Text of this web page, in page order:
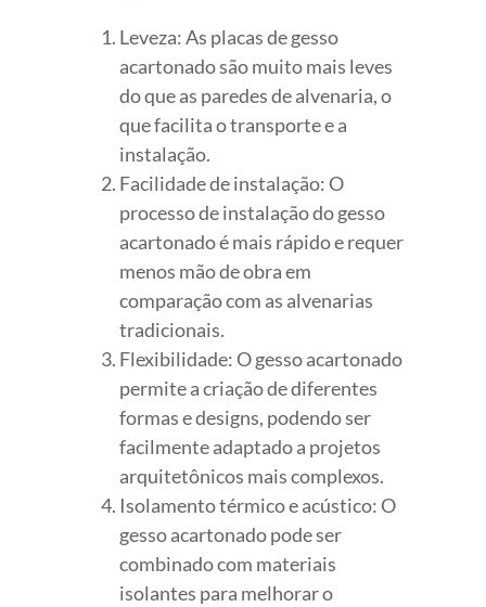
Leveza: As placas de gesso
acartonado são muito mais leves
do que as paredes de alvenaria, o
que facilita o transporte e a
instalação.
Facilidade de instalação: O
processo de instalação do gesso
acartonado é mais rápido e requer
menos mão de obra em
comparação com as alvenarias
tradicionais.
Flexibilidade: O gesso acartonado
permite a criação de diferentes
formas e designs, podendo ser
facilmente adaptado a projetos
arquitetônicos mais complexos.
Isolamento térmico e acústico: O
gesso acartonado pode ser
combinado com materiais
isolantes para melhorar o